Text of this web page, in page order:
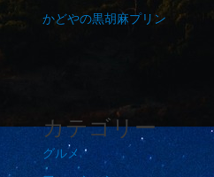
かどやの黒胡麻プリン
カテゴリー
グルメ